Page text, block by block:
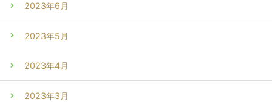
2023年6月
2023年5月
2023年4月
2023年3月